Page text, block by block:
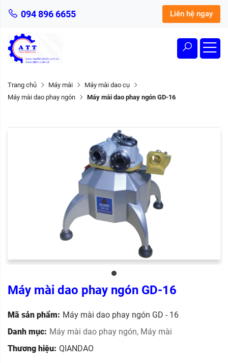
094 896 6655 Liên hệ ngay
Trang chủ Máy mài
Máy mài dao cụ
Máy mài dao phay ngón
Máy mài dao phay ngón GD-16
Máy mài dao phay ngón GD-16
Mã sản phẩm: Máy mài dao phay ngón GD - 16
Danh mục: Máy mài dao phay ngón, Máy mài
Thương hiệu: QIANDAO